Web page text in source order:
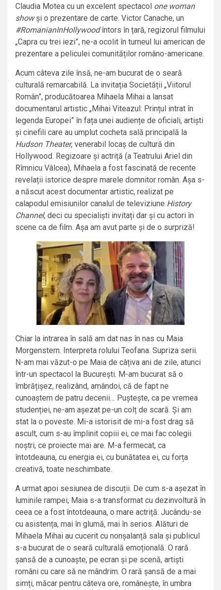
Claudia Motea cu un excelent spectacol one woman
showși o prezentare de carte. Victor Canache, un
#RomanianInHollywoodîntors în țară, regizorul filmului
„Capra cu trei iezi”, ne-a ocolit în turneul lui american de
prezentare a peliculei comunităților româno-americane.
Acum câteva zile însă, ne-am bucurat de o seară
culturală remarcabilă. La invitația Societății „Viitorul
Român”, producătoarea Mihaela Mihai a lansat
documentarul artistic „Mihai Viteazul: Prințul intrat în
legenda Europei” în fața unei audiențe de oficiali, artiști
și cinefili care au umplut cocheta sală principală la
Hudson Theater, venerabil locaș de cultură din
Hollywood. Regizoare și actriță (a Teatrului Ariel din
Rîmnicu Vâlcea), Mihaela a fost fascinată de recente
revelații istorice despre marele domnitor român. Așa s-
a născut acest documentar artistic, realizat pe
calapodul emisiunilor canalul de televiziune History
Channel, deci cu specialiști invitați dar și cu actori în
scene ca de film. Așa am avut parte și de o surpriză!
Chiar la intrarea în sală am dat nas în nas cu Maia
Morgenstern. Interpreta rolului Teofana. Supriza serii.
N-am mai văzut-o pe Maia de câțiva ani de zile, atunci
într-un spectacol la București. M-am bucurat să o
îmbrățișez, realizând, amândoi, că de fapt ne
cunoaștem de patru decenii… Puștește, ca pe vremea
studenției, ne-am așezat pe-un colț de scară. Și am
stat la o poveste. Mi-a istorisit de mi-a fost drag să
ascult, cum s-au împlinit copiii ei, ce mai fac colegii
noștri, ce proiecte mai are. M-a fermecat, ca
întotdeauna, cu energia ei, cu bunătatea ei, cu forța
creativă, toate neschimbate.
A urmat apoi sesiunea de discuții. De cum s-a așezat în
luminile rampei, Maia s-a transformat cu dezinvoltură în
ceea ce a fost întotdeauna, o mare actriță. Jucându-se
cu asistența, mai în glumă, mai în serios. Alături de
Mihaela Mihai au cucerit cu nonșalanță sala și publicul
s-a bucurat de o seară culturală emoțională. O rară
șansă de a cunoaște, pe ecran și pe scenă, artiști
români cu care să ne mândrim. O rară șansă de a mai
simți, măcar pentru câteva ore, românește, în umbra